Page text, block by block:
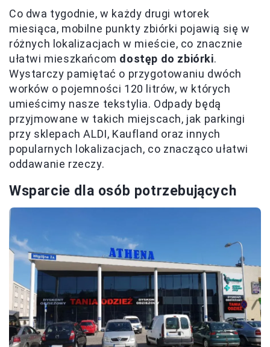
Co dwa tygodnie, w każdy drugi wtorek
miesiąca, mobilne punkty zbiórki pojawią się w
różnych lokalizacjach w mieście, co znacznie
ułatwi mieszkańcom dostęp do zbiórki.
Wystarczy pamiętać o przygotowaniu dwóch
worków o pojemności 120 litrów, w których
umieścimy nasze tekstylia. Odpady będą
przyjmowane w takich miejscach, jak parkingi
przy sklepach ALDI, Kaufland oraz innych
popularnych lokalizacjach, co znacząco ułatwi
oddawanie rzeczy.
Wsparcie dla osób potrzebujących